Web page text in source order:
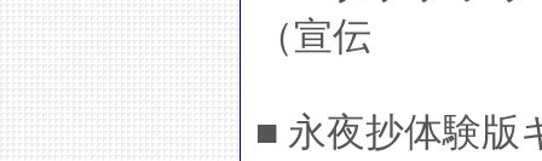
（宣伝
■ 永夜抄体験版